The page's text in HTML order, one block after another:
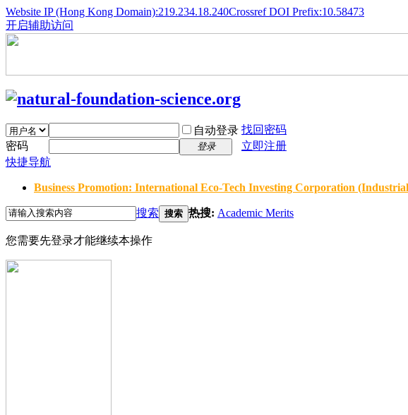
Website IP (Hong Kong Domain):219.234.18.240Crossref DOI Prefix:10.58473
开启辅助访问
自动登录 找回密码
密码
登录
立即注册
快捷导航
Business Promotion: International Eco-Tech Investing Corporation
搜索 搜索 热搜: Academic Merits
您需要先登录才能继续本操作